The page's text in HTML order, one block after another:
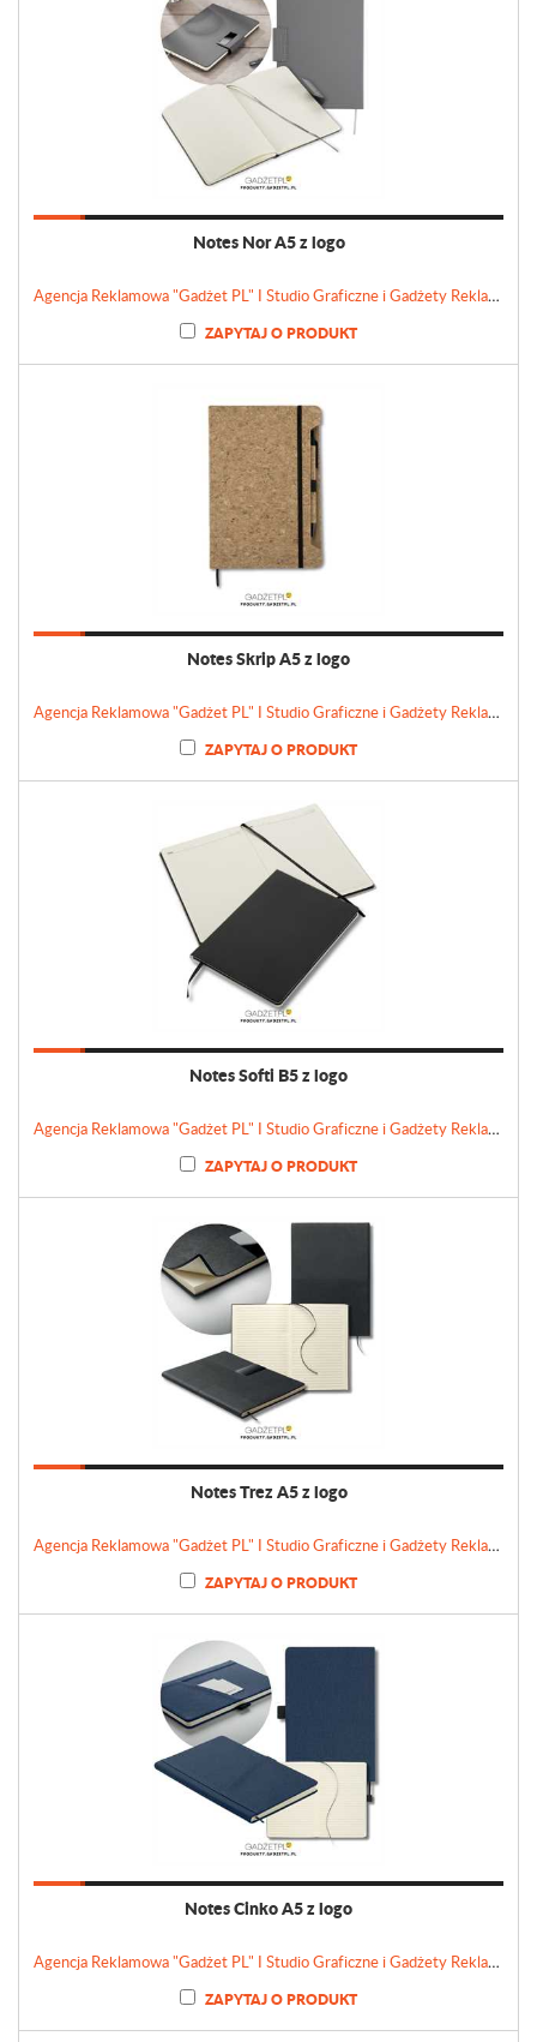
Notes Nor A5 z logo
Agencja Reklamowa "Gadżet PL" I Studio Graficzne i Gadżety Reklamowe
ZAPYTAJ O PRODUKT
Notes Skrip A5 z logo
Agencja Reklamowa "Gadżet PL" I Studio Graficzne i Gadżety Reklamowe
ZAPYTAJ O PRODUKT
Notes Softi B5 z logo
Agencja Reklamowa "Gadżet PL" I Studio Graficzne i Gadżety Reklamowe
ZAPYTAJ O PRODUKT
Notes Trez A5 z logo
Agencja Reklamowa "Gadżet PL" I Studio Graficzne i Gadżety Reklamowe
ZAPYTAJ O PRODUKT
Notes Cinko A5 z logo
Agencja Reklamowa "Gadżet PL" I Studio Graficzne i Gadżety Reklamowe
ZAPYTAJ O PRODUKT